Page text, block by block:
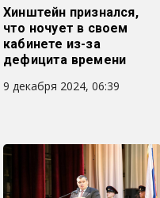
Хинштейн признался,
что ночует в своем
кабинете из-за
дефицита времени
9 декабря 2024, 06:39